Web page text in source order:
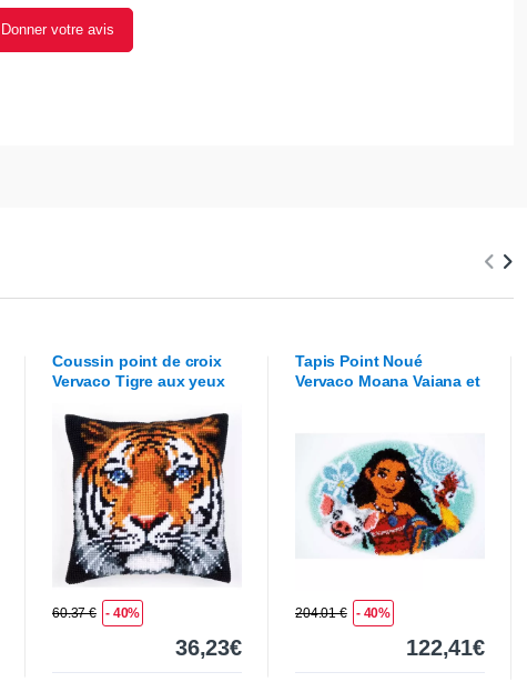
Donner votre avis
Coussin point de croix
Vervaco Tigre aux yeux
60.37 € - 40%
36,23€
Tapis Point Noué
Vervaco Moana Vaiana et
204.01 € - 40%
122,41€